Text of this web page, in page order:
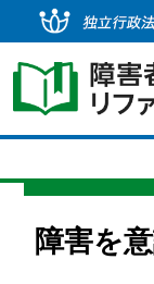
障害を